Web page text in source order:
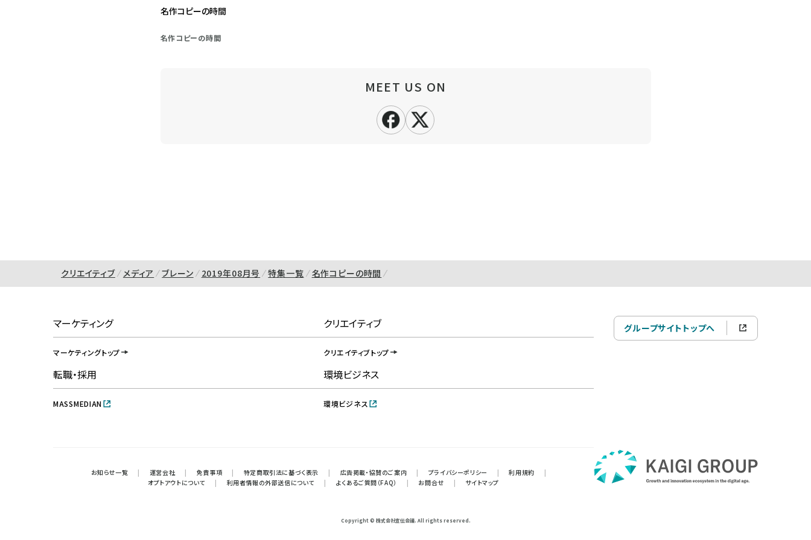
名作コピーの時間
名作コピーの時間
MEET US ON
クリエイティブ メディア ブレーン 2019年08月号 特集一覧 名作コピーの時間
マーケティング
マーケティングトップ
クリエイティブ
クリエイティブトップ
転職・採用
MASSMEDIAN
環境ビジネス
環境ビジネス
お知らせ一覧 | 運営会社 | 免責事項 | 特定商取引法に基づく表示 | 広告掲載・協賛のご案内 | プライバシーポリシー | 利用規約
|
オプトアウトについて
| 利用者情報の外部送信について | よくあるご質問（FAQ） | お問合せ | サイトマップ
グループサイトトップへ
Copyright © 株式会社宣伝会議. All rights reserved.